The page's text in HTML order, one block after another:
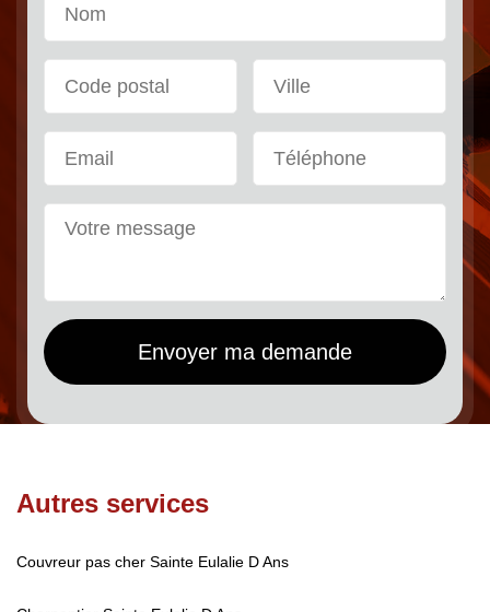
Autres services
Couvreur pas cher Sainte Eulalie D Ans